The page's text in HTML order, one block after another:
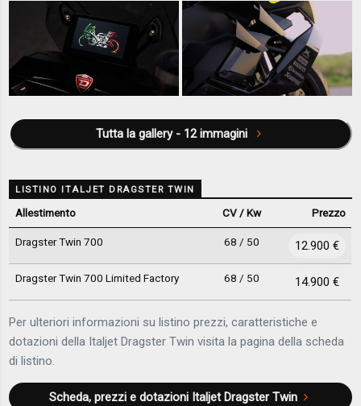
Tutta la gallery - 12 immagini
LISTINO ITALJET DRAGSTER TWIN
Allestimento CV / Kw Prezzo
Dragster Twin 700 68 / 50 12.900 €
Dragster Twin 700 Limited Factory 68 / 50 14.900 €
Per ulteriori informazioni su listino prezzi, caratteristiche e
dotazioni della Italjet Dragster Twin visita la pagina della scheda
di listino.
Scheda, prezzi e dotazioni Italjet Dragster Twin